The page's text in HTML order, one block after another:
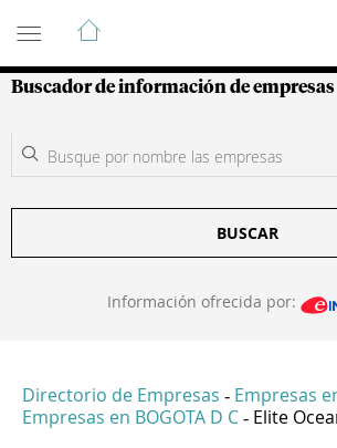
Guía de Empresas
Buscador de información de empresas
BUSCAR
Información ofrecida por:
Directorio de Empresas - Empresas
Empresas en BOGOTA D C - Elite